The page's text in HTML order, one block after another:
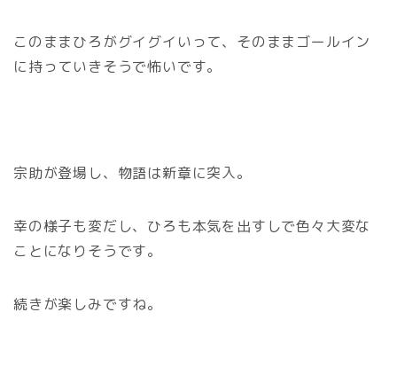
このままひろがグイグイいって、そのままゴールイン
に持っていきそうで怖いです。
宗助が登場し、物語は新章に突入。
幸の様子も変だし、ひろも本気を出すしで色々大変な
ことになりそうです。
続きが楽しみですね。